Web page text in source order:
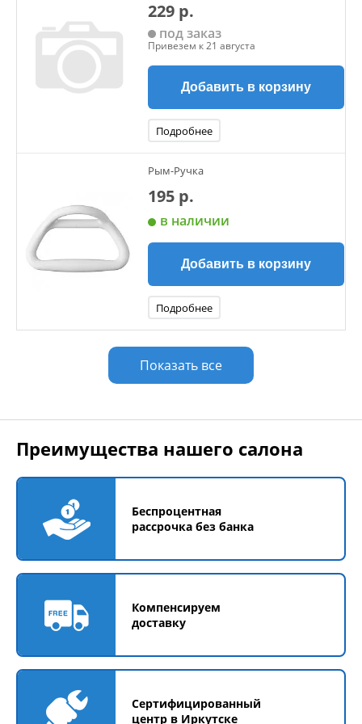
229 р.
под заказ
Привезем к 21 августа
Добавить в корзину
Подробнее
Рым-Ручка
195 р.
в наличии
Добавить в корзину
Подробнее
Показать все
Преимущества нашего салона
Беспроцентная
рассрочка без банка
Компенсируем
доставку
Сертифицированный
центр в Иркутске